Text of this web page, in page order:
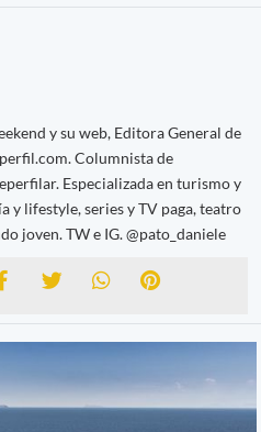
y su web, Editora General de
Columnista de
Especializada en turismo y
y lifestyle, series y TV paga, teatro
joven. TW e IG. @pato_daniele